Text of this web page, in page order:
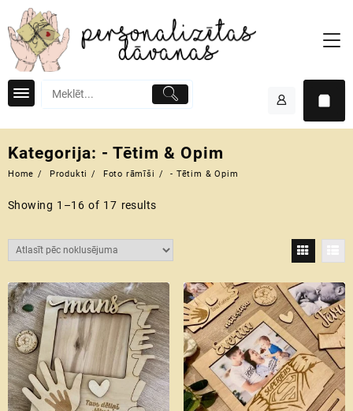
to
content
Kategorija: - Tētim & Opim
Home Produkti Foto rāmīši - Tētim & Opim
Showing 1–16 of 17 results